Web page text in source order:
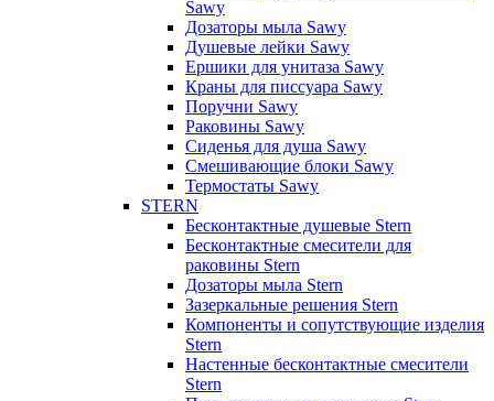
Sawy
Дозаторы мыла Sawy
Душевые лейки Sawy
Ершики для унитаза Sawy
Краны для писсуара Sawy
Поручни Sawy
Раковины Sawy
Сиденья для душа Sawy
Смешивающие блоки Sawy
Термостаты Sawy
STERN
Бесконтактные душевые Stern
Бесконтактные смесители для
раковины Stern
Дозаторы мыла Stern
Зазеркальные решения Stern
Компоненты и сопутствующие изделия
Stern
Настенные бесконтактные смесители
Stern